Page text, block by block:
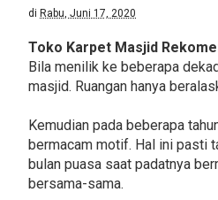
di Rabu, Juni 17, 2020
Toko Karpet Masjid
Bila menilik ke beberapa
masjid. Ruangan hanya
Kemudian pada beberapa
bermacam motif. Hal ini pasti
bulan puasa saat padatnya
bersama-sama.